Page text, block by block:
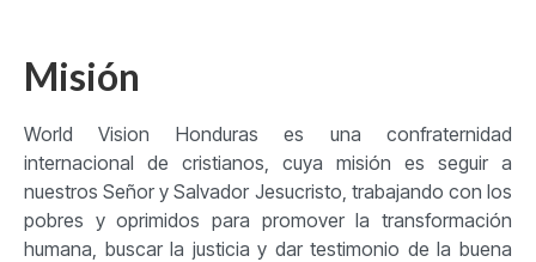
Misión
World Vision Honduras es una confraternidad
internacional de cristianos, cuya misión es seguir a
nuestros Señor y Salvador Jesucristo, trabajando con los
pobres y oprimidos para promover la transformación
humana, buscar la justicia y dar testimonio de la buena